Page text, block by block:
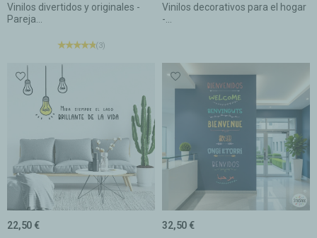
Vinilos divertidos y originales -
Pareja...
(3)
Vinilos decorativos para el hogar
-...
22,50 € 32,50 €